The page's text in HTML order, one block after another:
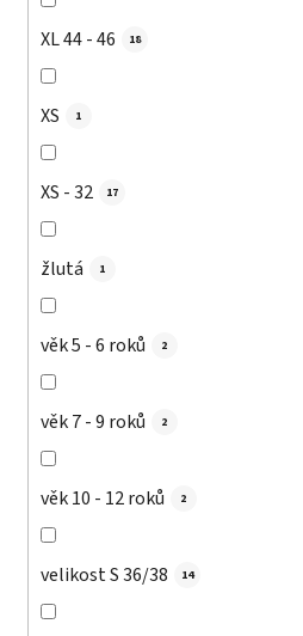
XL 44 - 46 18
XS 1
XS - 32 17
žlutá 1
věk 5 - 6 roků 2
věk 7 - 9 roků 2
věk 10 - 12 roků 2
velikost S 36/38 14